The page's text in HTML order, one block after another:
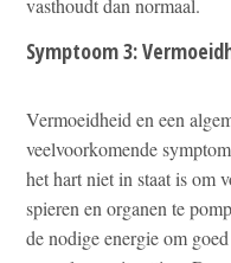
vasthoudt dan normaal.
Symptoom 3:
Vermoeidheid en een
veelvoorkomende
het hart niet in staat is om
spieren en organen te
de nodige energie om